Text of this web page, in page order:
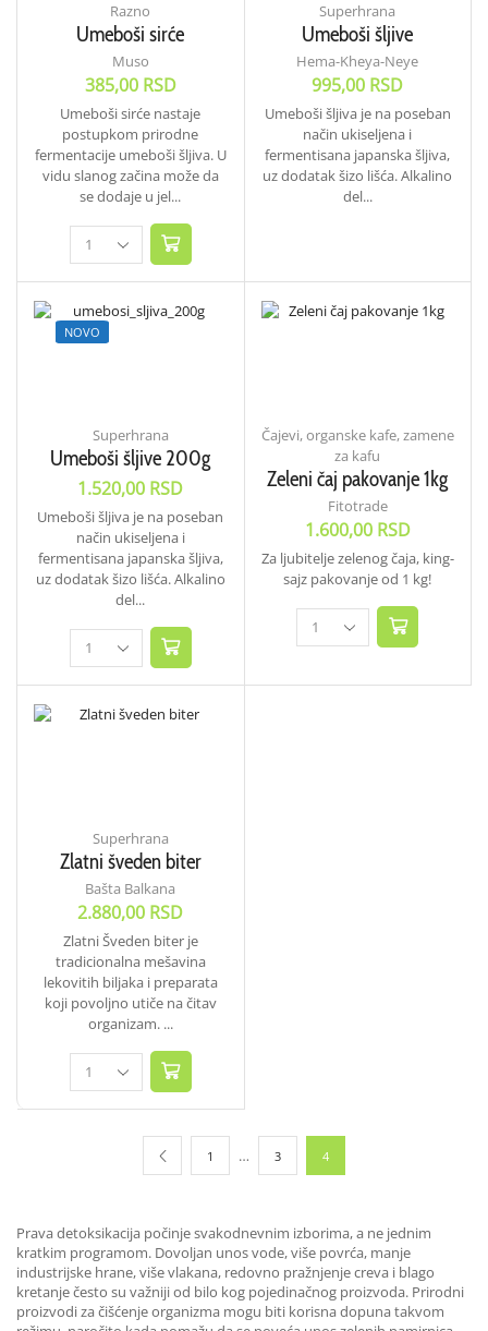
Razno
Umeboši sirće
Muso
385,00 RSD
Umeboši sirće nastaje
postupkom prirodne
fermentacije umeboši šljiva. U
vidu slanog začina može da
se dodaje u jel...
Superhrana
Umeboši šljive
Hema-Kheya-Neye
995,00 RSD
Umeboši šljiva je na poseban
način ukiseljena i
fermentisana japanska šljiva,
uz dodatak šizo lišća. Alkalino
del...
NOVO
Superhrana
Umeboši šljive 200g
1.520,00 RSD
Umeboši šljiva je na poseban
način ukiseljena i
fermentisana japanska šljiva,
uz dodatak šizo lišća. Alkalino
del...
Čajevi, organske kafe, zamene
za kafu
Zeleni čaj pakovanje 1kg
Fitotrade
1.600,00 RSD
Za ljubitelje zelenog čaja, king-
sajz pakovanje od 1 kg!
Superhrana
Zlatni šveden biter
Bašta Balkana
2.880,00 RSD
Zlatni Šveden biter je
tradicionalna mešavina
lekovitih biljaka i preparata
koji povoljno utiče na čitav
organizam. ...
1 … 3 4
Prava detoksikacija počinje svakodnevnim izborima, a ne jednim
kratkim programom. Dovoljan unos vode, više povrća, manje
industrijske hrane, više vlakana, redovno pražnjenje creva i blago
kretanje često su važniji od bilo kog pojedinačnog proizvoda. Prirodni
proizvodi za čišćenje organizma mogu biti korisna dopuna takvom